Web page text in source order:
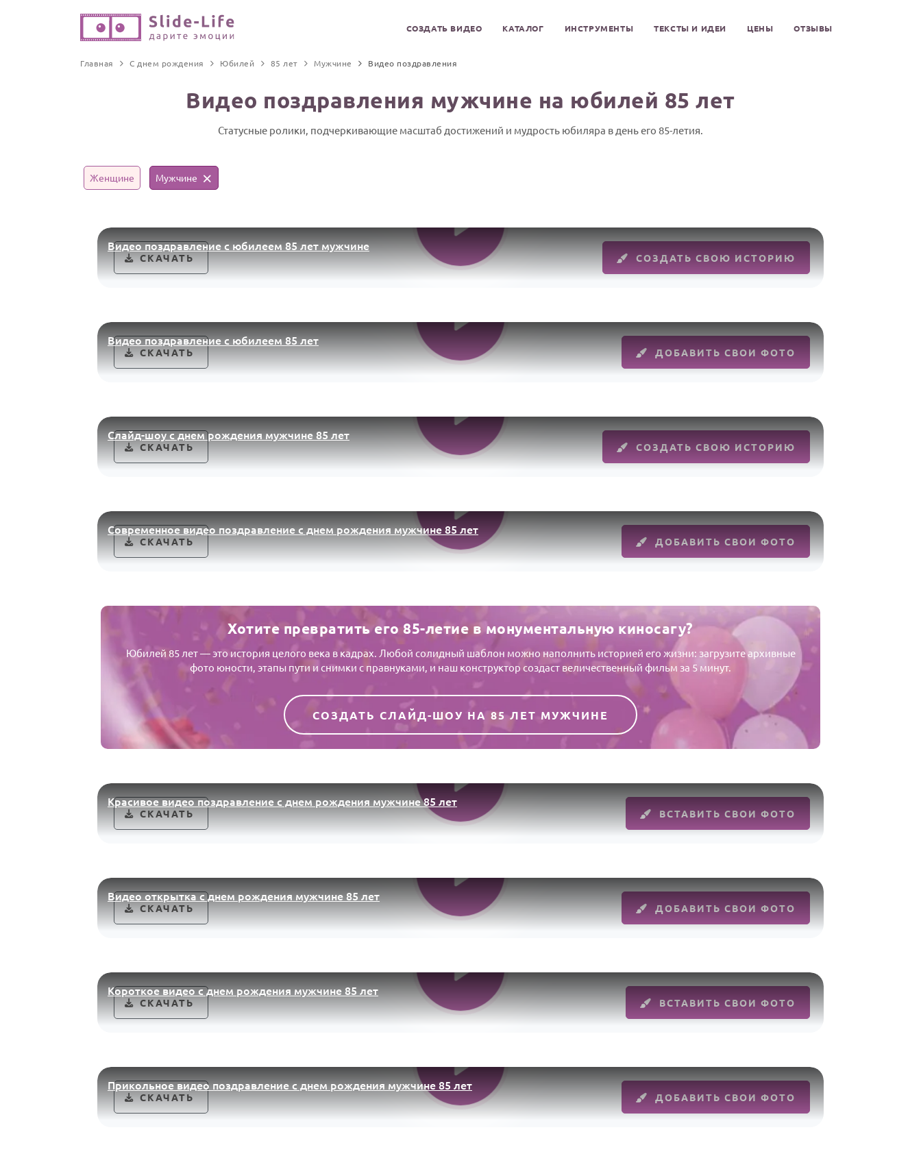
СОЗДАТЬ ВИДЕО КАТАЛОГ ИНСТРУМЕНТЫ ТЕКСТЫ И ИДЕИ ЦЕНЫ ОТЗЫВЫ
Главная С днем рождения Юбилей 85 лет Мужчине Видео поздравления
Видео поздравления мужчине на юбилей 85 лет
Статусные ролики, подчеркивающие масштаб достижений и мудрость юбиляра в день его 85-летия.
Женщине Мужчине
Видео поздравление с юбилеем 85 лет мужчине
СКАЧАТЬ СОЗДАТЬ СВОЮ ИСТОРИЮ
Видео поздравление с юбилеем 85 лет
СКАЧАТЬ ДОБАВИТЬ СВОИ ФОТО
Слайд-шоу с днем рождения мужчине 85 лет
СКАЧАТЬ СОЗДАТЬ СВОЮ ИСТОРИЮ
Современное видео поздравление с днем рождения мужчине 85 лет
СКАЧАТЬ ДОБАВИТЬ СВОИ ФОТО
Хотите превратить его 85-летие в монументальную киносагу?
Юбилей 85 лет — это история целого века в кадрах. Любой солидный шаблон можно наполнить историей его жизни: загрузите архивные
фото юности, этапы пути и снимки с правнуками, и наш конструктор создаст величественный фильм за 5 минут.
СОЗДАТЬ СЛАЙД-ШОУ НА 85 ЛЕТ МУЖЧИНЕ
Красивое видео поздравление с днем рождения мужчине 85 лет
СКАЧАТЬ ВСТАВИТЬ СВОИ ФОТО
Видео открытка с днем рождения мужчине 85 лет
СКАЧАТЬ ДОБАВИТЬ СВОИ ФОТО
Короткое видео с днем рождения мужчине 85 лет
СКАЧАТЬ ВСТАВИТЬ СВОИ ФОТО
Прикольное видео поздравление с днем рождения мужчине 85 лет
СКАЧАТЬ ДОБАВИТЬ СВОИ ФОТО